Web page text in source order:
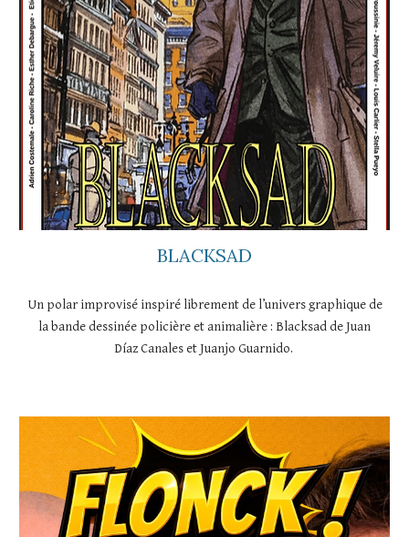
BLACKSAD
Un polar improvisé inspiré librement de l’univers graphique de
la bande dessinée policière et animalière : Blacksad de Juan
Díaz Canales et Juanjo Guarnido.